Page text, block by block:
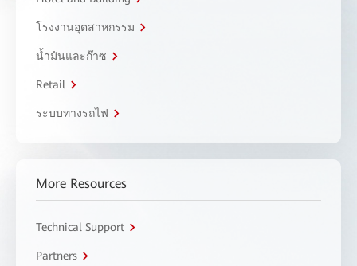
โรงงานอุตสาหกรรม
น้ำมันและก๊าซ
Retail
ระบบทางรถไฟ
More Resources
Technical Support
Partners